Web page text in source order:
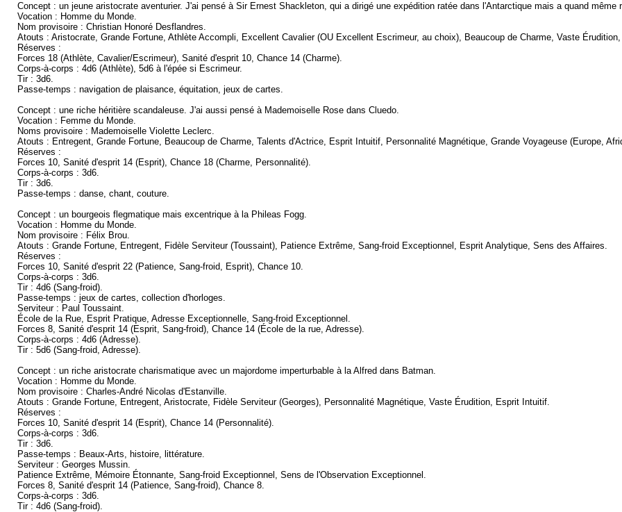
Concept : un jeune aristocrate aventurier. J'ai pensé à Sir Ernest Shackleton, qui a dirigé une expédition ratée dans l'Antarctique mais a quand même
Vocation : Homme du Monde.
Nom provisoire : Christian Honoré Desflandres.
Atouts : Aristocrate, Grande Fortune, Athlète Accompli, Excellent Cavalier (OU Excellent Escrimeur, au choix), Beaucoup de Charme, Vaste
Réserves :
Forces 18 (Athlète, Cavalier/Escrimeur), Sanité d'esprit 10, Chance 14 (Charme).
Corps-à-corps : 4d6 (Athlète), 5d6 à l'épée si Escrimeur.
Tir : 3d6.
Passe-temps : navigation de plaisance, équitation, jeux de cartes.
Concept : une riche héritière scandaleuse. J'ai aussi pensé à Mademoiselle Rose dans Cluedo.
Vocation : Femme du Monde.
Noms provisoire : Mademoiselle Violette Leclerc.
Atouts : Entregent, Grande Fortune, Beaucoup de Charme, Talents d'Actrice, Esprit Intuitif, Personnalité Magnétique, Grande Voyageuse (Europe,
Réserves :
Forces 10, Sanité d'esprit 14 (Esprit), Chance 18 (Charme, Personnalité).
Corps-à-corps : 3d6.
Tir : 3d6.
Passe-temps : danse, chant, couture.
Concept : un bourgeois flegmatique mais excentrique à la Phileas Fogg.
Vocation : Homme du Monde.
Nom provisoire : Félix Brou.
Atouts : Grande Fortune, Entregent, Fidèle Serviteur (Toussaint), Patience Extrême, Sang-froid Exceptionnel, Esprit Analytique, Sens des Affaires.
Réserves :
Forces 10, Sanité d'esprit 22 (Patience, Sang-froid, Esprit), Chance 10.
Corps-à-corps : 3d6.
Tir : 4d6 (Sang-froid).
Passe-temps : jeux de cartes, collection d'horloges.
Serviteur : Paul Toussaint.
École de la Rue, Esprit Pratique, Adresse Exceptionnelle, Sang-froid Exceptionnel.
Forces 8, Sanité d'esprit 14 (Esprit, Sang-froid), Chance 14 (École de la rue, Adresse).
Corps-à-corps : 4d6 (Adresse).
Tir : 5d6 (Sang-froid, Adresse).
Concept : un riche aristocrate charismatique avec un majordome imperturbable à la Alfred dans Batman.
Vocation : Homme du Monde.
Nom provisoire : Charles-André Nicolas d'Estanville.
Atouts : Grande Fortune, Entregent, Aristocrate, Fidèle Serviteur (Georges), Personnalité Magnétique, Vaste Érudition, Esprit Intuitif.
Réserves :
Forces 10, Sanité d'esprit 14 (Esprit), Chance 14 (Personnalité).
Corps-à-corps : 3d6.
Tir : 3d6.
Passe-temps : Beaux-Arts, histoire, littérature.
Serviteur : Georges Mussin.
Patience Extrême, Mémoire Étonnante, Sang-froid Exceptionnel, Sens de l'Observation Exceptionnel.
Forces 8, Sanité d'esprit 14 (Patience, Sang-froid), Chance 8.
Corps-à-corps : 3d6.
Tir : 4d6 (Sang-froid).